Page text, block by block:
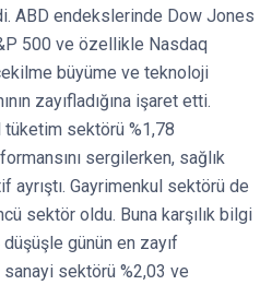
ABD endekslerinde Dow Jones
500 ve özellikle Nasdaq
büyüme ve teknoloji
zayıfladığına işaret etti.
sektörü %1,78
sergilerken, sağlık
ayrıştı. Gayrimenkul sektörü de
sektör oldu. Buna karşılık bilgi
günün en zayıf
sektörü %2,03 ve